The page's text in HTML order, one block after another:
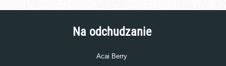
Na odchudzanie
Acai Berry